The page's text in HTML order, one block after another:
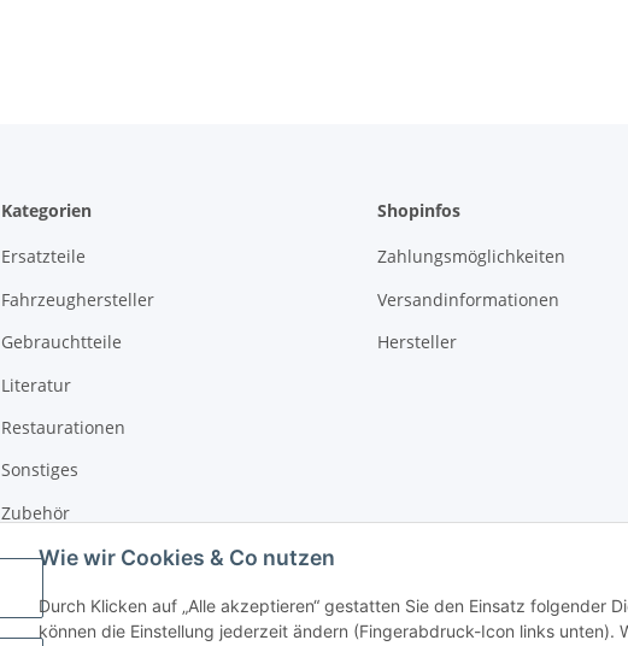
Wie wir Cookies & Co nutzen
Durch Klicken auf „Alle akzeptieren“ gestatten Sie den Einsatz folgender
können die Einstellung jederzeit ändern (Fingerabdruck-Icon links unten).
Kategorien
Ersatzteile
Fahrzeughersteller
Gebrauchtteile
Literatur
Restaurationen
Sonstiges
Zubehör
Shopinfos
Zahlungsmöglichkeiten
Versandinformationen
Hersteller